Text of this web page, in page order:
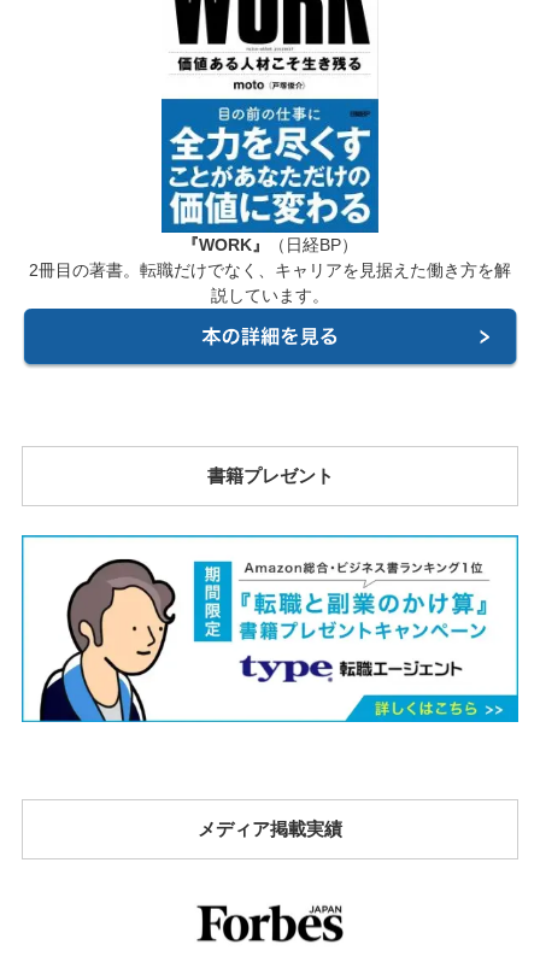
『WORK』
（日経BP）
2冊目の著書。転職だけでなく、キャリアを見据えた働き方を解
説しています。
書籍プレゼント
メディア掲載実績